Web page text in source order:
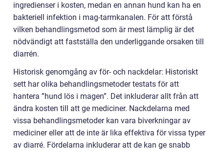
ingredienser i kosten, medan en annan hund kan ha en
bakteriell infektion i mag-tarmkanalen. För att förstå
vilken behandlingsmetod som är mest lämplig är det
nödvändigt att fastställa den underliggande orsaken till
diarrén.
Historisk genomgång av för- och nackdelar: Historiskt
sett har olika behandlingsmetoder testats för att
hantera ”hund lös i magen”. Det inkluderar allt från att
ändra kosten till att ge mediciner. Nackdelarna med
vissa behandlingsmetoder kan vara biverkningar av
mediciner eller att de inte är lika effektiva för vissa typer
av diarré. Fördelarna inkluderar att de kan ge snabb